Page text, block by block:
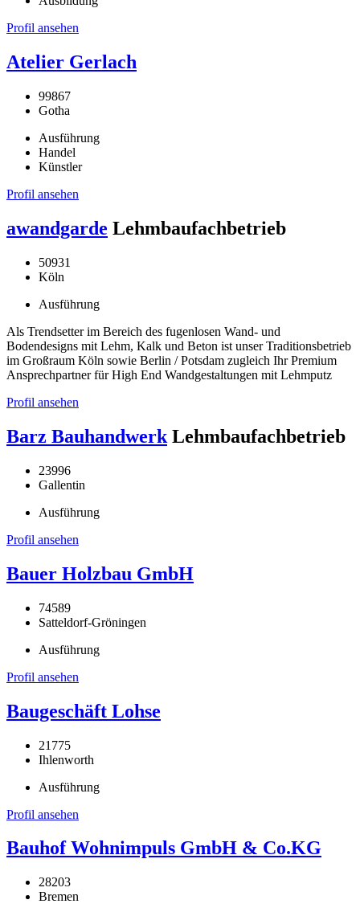
Profil ansehen
Atelier Gerlach
99867
Gotha
Ausführung
Handel
Künstler
Profil ansehen
awandgarde Lehmbaufachbetrieb
50931
Köln
Ausführung
Als Trendsetter im Bereich des fugenlosen Wand- und
Bodendesigns mit Lehm, Kalk und Beton ist unser Traditionsbetrieb
im Großraum Köln sowie Berlin / Potsdam zugleich Ihr Premium
Ansprechpartner für High End Wandgestaltungen mit Lehmputz
Profil ansehen
Barz Bauhandwerk Lehmbaufachbetrieb
23996
Gallentin
Ausführung
Profil ansehen
Bauer Holzbau GmbH
74589
Satteldorf-Gröningen
Ausführung
Profil ansehen
Baugeschäft Lohse
21775
Ihlenworth
Ausführung
Profil ansehen
Bauhof Wohnimpuls GmbH & Co.KG
28203
Bremen